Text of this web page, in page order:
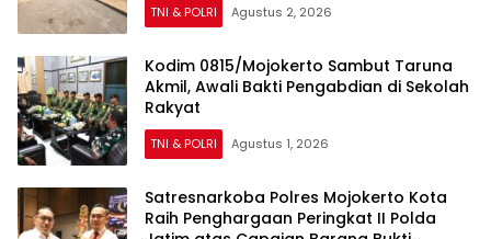
TNI & POLRI Agustus 2, 2026
Kodim 0815/Mojokerto Sambut Taruna
Akmil, Awali Bakti Pengabdian di Sekolah
Rakyat
TNI & POLRI Agustus 1, 2026
Satresnarkoba Polres Mojokerto Kota
Raih Penghargaan Peringkat II Polda